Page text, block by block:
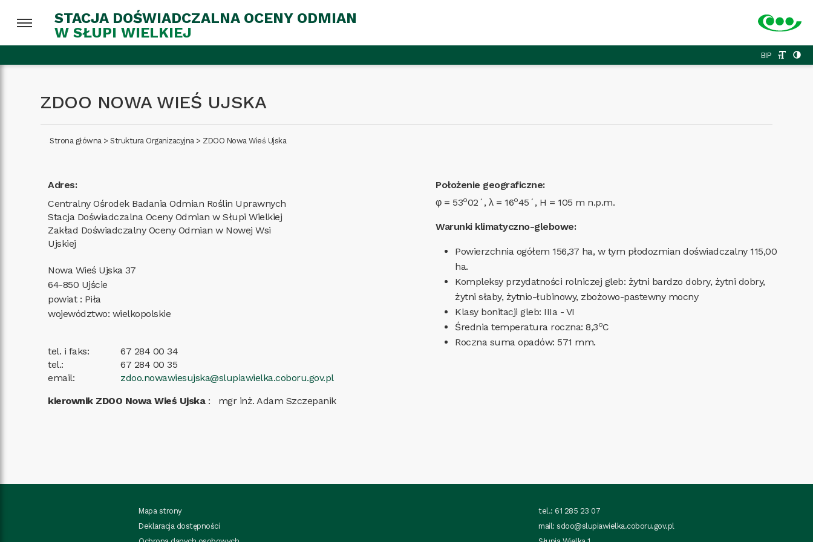
STACJA DOŚWIADCZALNA OCENY ODMIAN
W SŁUPI WIELKIEJ
BIP
ZDOO NOWA WIEŚ UJSKA
Strona główna>Struktura Organizacyjna> ZDOO Nowa Wieś Ujska
Adres:
Centralny Ośrodek Badania Odmian Roślin Uprawnych
Stacja Doświadczalna Oceny Odmian w Słupi Wielkiej
Zakład Doświadczalny Oceny Odmian w Nowej Wsi
Ujskiej
Nowa Wieś Ujska 37
64-850 Ujście
powiat : Piła
województwo: wielkopolskie
tel. i faks:
67 284 00 34
tel.:
67 284 00 35
email:
zdoo.nowawiesujska@slupiawielka.coboru.gov.pl
kierownik ZDOO Nowa Wieś Ujska: mgr inż. Adam Szczepanik
Położenie geograficzne:
φ = 53o02´, λ = 16o45´, H = 105 m n.p.m.
Warunki klimatyczno-glebowe:
Powierzchnia ogółem 156,37 ha, w tym płodozmian doświadczalny 115,00
ha.
Kompleksy przydatności rolniczej gleb: żytni bardzo dobry, żytni dobry,
żytni słaby, żytnio-łubinowy, zbożowo-pastewny mocny
Klasy bonitacji gleb: IIIa - VI
Średnia temperatura roczna: 8,3oC
Roczna suma opadów: 571 mm.
Mapa strony
Deklaracja dostępności
tel.: 61 285 23 07
mail:sdoo@slupiawielka.coboru.gov.pl